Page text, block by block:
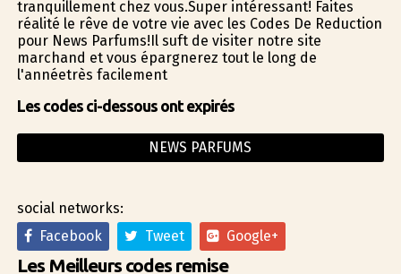
tranquillement chez vous.Super intéressant! Faites
réalité le rêve de votre vie avec les Codes De Reduction
pour News Parfums!Il suffit de visiter notre site
marchand et vous épargnerez tout le long de
l'annéetrès facilement
Les codes ci-dessous ont expirés
NEWS PARFUMS
social networks:
Facebook
Tweet Google+
Les Meilleurs codes remise